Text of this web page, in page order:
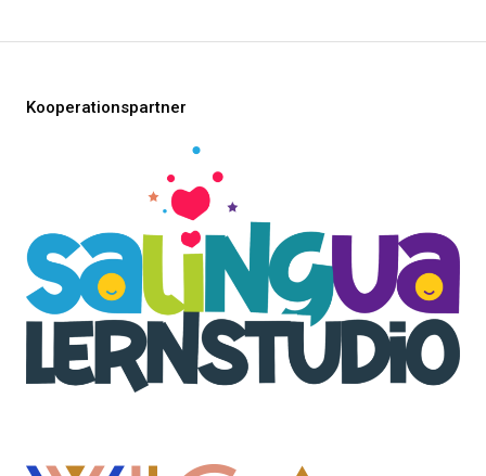
Kooperationspartner